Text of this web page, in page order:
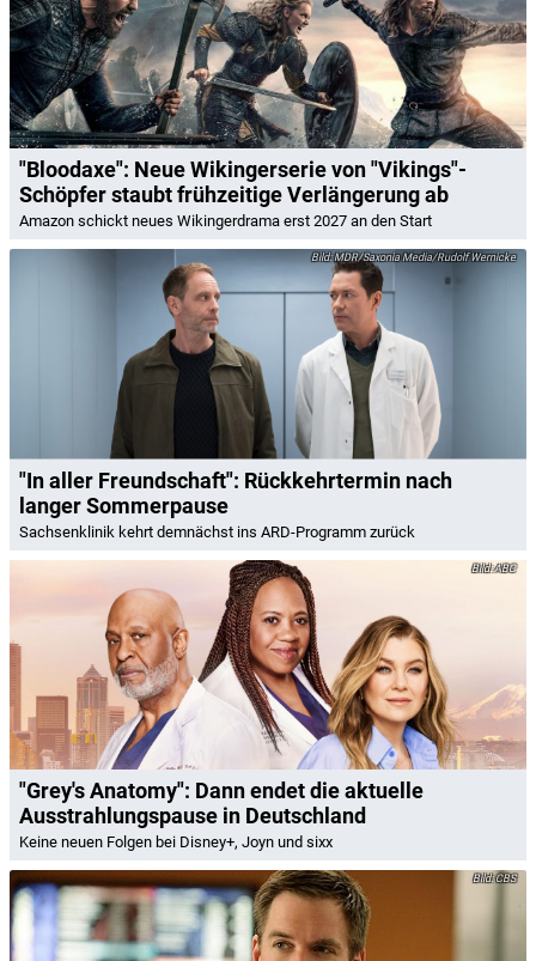
"Bloodaxe": Neue Wikingerserie von "Vikings"-
Schöpfer staubt frühzeitige Verlängerung ab
Amazon schickt neues Wikingerdrama erst 2027 an den Start
MDR/Saxonia Media/Rudolf Wernicke
"In aller Freundschaft": Rückkehrtermin nach
langer Sommerpause
Sachsenklinik kehrt demnächst ins ARD-Programm zurück
ABC
"Grey's Anatomy": Dann endet die aktuelle
Ausstrahlungspause in Deutschland
Keine neuen Folgen bei Disney+, Joyn und sixx
CBS